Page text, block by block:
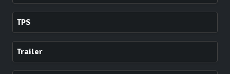
TPS
Trailer